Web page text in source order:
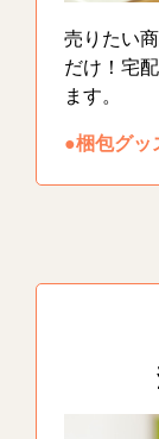
売りたい
だけ！宅
ます。
●梱包グッ